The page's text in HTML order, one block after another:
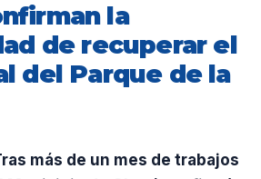
la
de recuperar el
del Parque de la
más de un mes de trabajos